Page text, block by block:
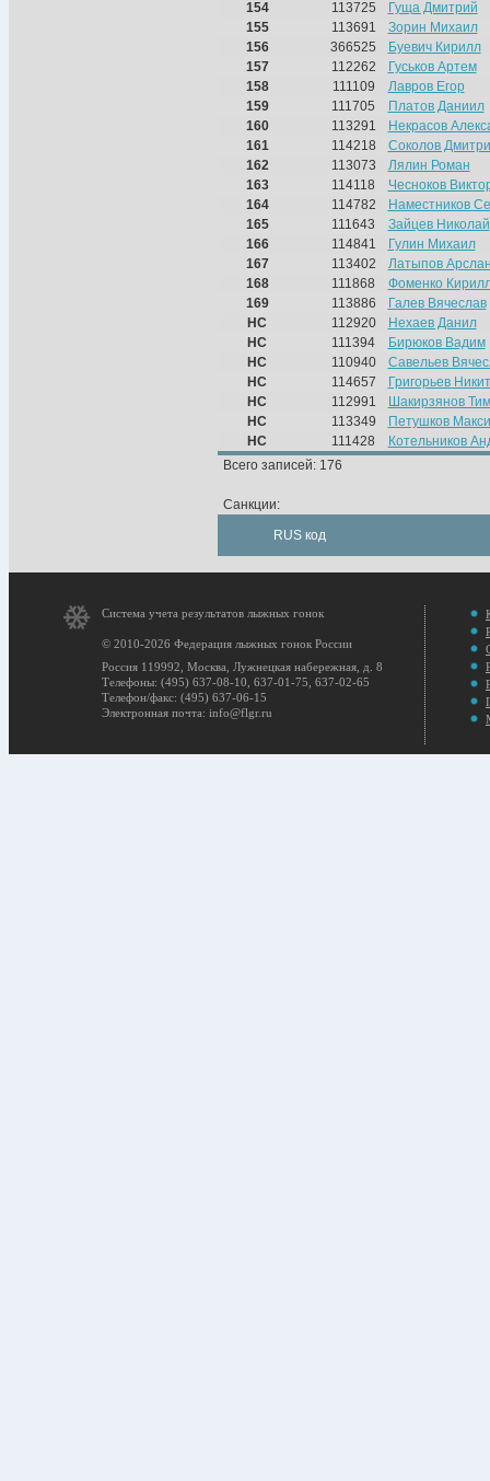
154 113725
Гуща Дмитрий
155
113691
Зорин Михаил
156
366525
Буевич Кирилл
157
112262
Гуськов Артем
158
111109
Лавров Егор
159
111705
Платов Даниил
160
113291
Некрасов
161
114218
Соколов
162
113073
Лялин Роман
163
114118
Чесноков
164
114782
Наместников
165
111643
Зайцев Николай
166
114841
Гулин Михаил
167
113402
Латыпов
168
111868
Фоменко
169
113886
Галев Вячеслав
НС
112920
Нехаев Данил
НС
111394
Бирюков Вадим
НС
110940
Савельев
НС
114657
Григорьев
НС
112991
Шакирзянов
НС
113349
Петушков
НС
111428
Котельников
Всего записей: 176
Санкции:
RUS код
Система учета результатов лыжных гонок
© 2010-2026 Федерация лыжных гонок России
Россия 119992, Москва, Лужнецкая набережная, д. 8
Телефоны: (495) 637-08-10, 637-01-75, 637-02-65
Телефон/факс: (495) 637-06-15
Электронная почта: info@flgr.ru